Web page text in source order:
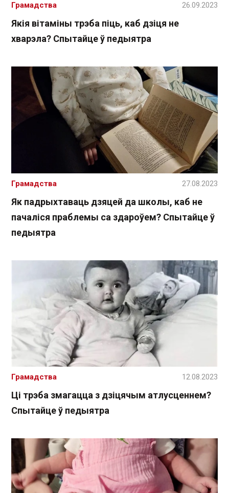
Якія вітаміны трэба піць, каб дзіця не
хварэла? Спытайце ў педыятра
Грамадства 26.09.2023
Як падрыхтаваць дзяцей да школы, каб не
пачаліся праблемы са здароўем? Спытайце ў
педыятра
Грамадства 27.08.2023
Ці трэба змагацца з дзіцячым атлусценнем?
Спытайце ў педыятра
Грамадства 12.08.2023